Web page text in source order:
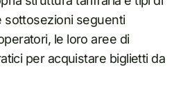
sottosezioni seguenti
le loro aree di
per acquistare biglietti da